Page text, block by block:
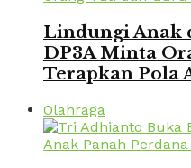
Lindungi Anak
DP3A Minta
Terapkan Pola
Olahraga